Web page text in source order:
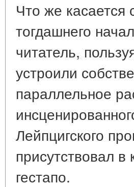
Что же касается
тогдашнего
читатель,
устроили
параллельное
Лейпцигского
присутствовал
гестапо.